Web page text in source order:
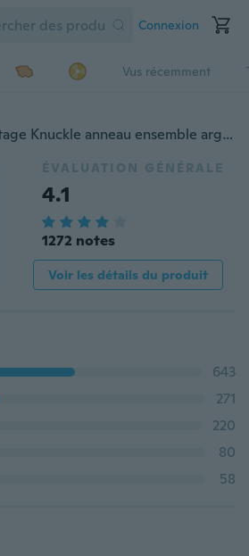
Connexion
Vus récemment
Femmes bohème Vintage Knuckle anneau ensemble argent fleur creux anneau ensemble pierres précieuses anneau été plage bijoux accessoires
ÉVALUATION GÉNÉRALE
4.1
1272 notes
Voir les détails du produit
643
271
220
80
58